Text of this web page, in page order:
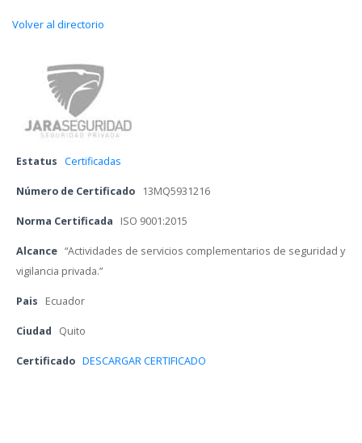
Volver al directorio
Estatu Certificada
Número de Certificado 13MQ5931216
Norma Certificada ISO 9001:2015
Alcance “Actividades de servicios complementarios de seguridad y
vigilancia privada.”
Pai Ecuador
Ciudad Quito
Certificado DESCARGAR CERTIFICADO